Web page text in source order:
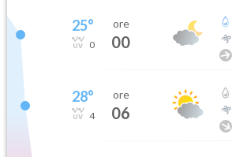
25°
0
ore
00
28°
4
ore
06